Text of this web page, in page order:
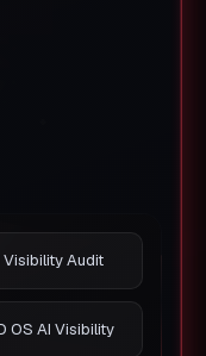
Visibility Audit
OS AI Visibility